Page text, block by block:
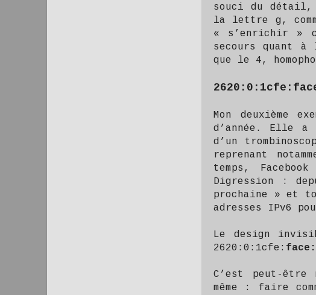
souci du
la lettre g,
« s’enrichir »
secours quant
que le 4,
Mon deuxième
d’année. Elle
d’un
reprenant
temps,
Digression :
prochaine » et
adresses IPv6
Le design
2620:0:1cfe:
C’est peut-être
même : faire